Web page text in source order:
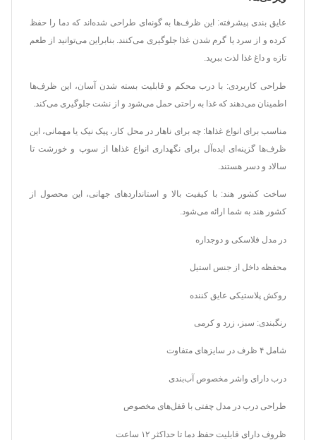
عایق بندی پیشرفته: این ظرف‌ها به گونه‌ای طراحی شده‌اند که دما را حفظ
کرده و از سرد یا گرم شدن غذا جلوگیری می‌کنند. بنابراین می‌توانید از طعم
تازه و داغ غذا لذت ببرید.
طراحی کاربردی: با درب محکم و قابلیت بسته شدن آسان، این ظرف‌ها
اطمینان می‌دهند که غذا به راحتی حمل می‌شود و از نشت جلوگیری می‌کند.
مناسب برای انواع غذاها: چه برای ناهار در محل کار، پیک نیک یا مهمانی، این
ظرف‌ها گزینه‌ای ایده‌آل برای نگهداری انواع غذاها از سوپ و خورشت تا
سالاد و دسر هستند.
ساخت کشور هند: با کیفیت بالا و استانداردهای جهانی، این محصول از
کشور هند به شما ارائه می‌شود.
در مدل فلاسکی و دوجداره
محفظه داخل از جنس استیل
روکش پلاستیکی عایق کننده
رنگبندی: سبز، زرد و کرمی
شامل ۴ ظرف در سایز‌های متفاوت
درب دارای واشر مخصوص آب‌بندی
طراحی درب در مدل چفتی با قفل‌های مخصوص
ظروف دارای قابلیت حفظ دما تا حداکثر ۱۲ ساعت